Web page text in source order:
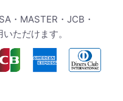
・MASTER・JCB・
ただけます。